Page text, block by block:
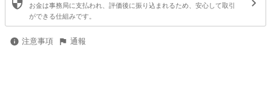
お金は事務局に支払われ、評価後に振り込まれるため、安心して取引
ができる仕組みです。
注意事項 通報